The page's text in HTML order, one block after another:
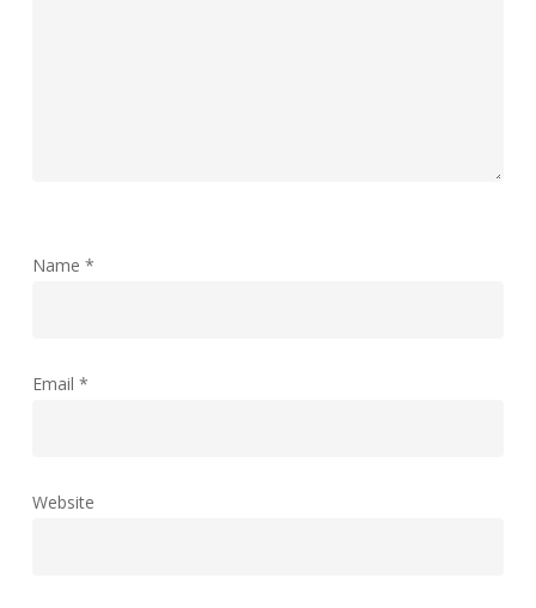
Name *
Email *
Website